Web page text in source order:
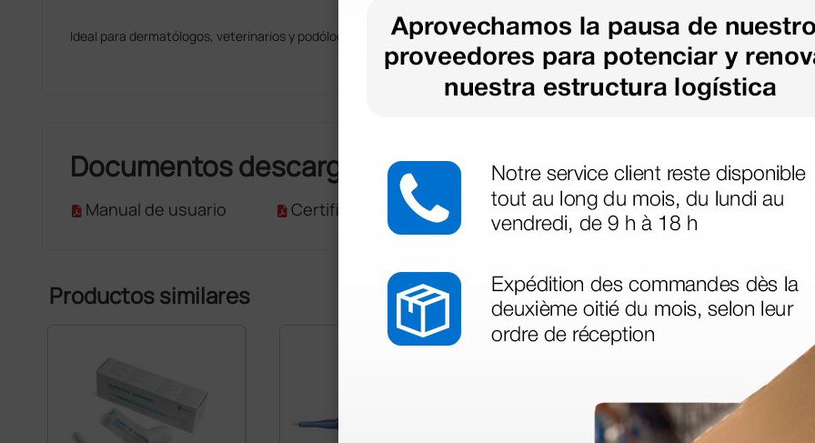
Ideal para dermatólogos, veterinarios y podólogos.
Documentos descargables
Manual de usuario Certificado CE
Productos similares